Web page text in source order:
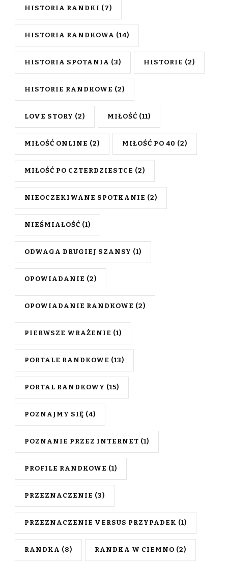
HISTORIA RANDKI (7)
HISTORIA RANDKOWA (14)
HISTORIA SPOTANIA (3) HISTORIE (2)
HISTORIE RANDKOWE (2)
LOVE STORY (2) MIŁOŚĆ (11)
MIŁOŚĆ ONLINE (2) MIŁOŚĆ PO 40 (2)
MIŁOŚĆ PO CZTERDZIESTCE (2)
NIEOCZEKIWANE SPOTKANIE (2)
NIEŚMIAŁOŚĆ (1)
ODWAGA DRUGIEJ SZANSY (1)
OPOWIADANIE (2)
OPOWIADANIE RANDKOWE (2)
PIERWSZE WRAŻENIE (1)
PORTALE RANDKOWE (13)
PORTAL RANDKOWY (15)
POZNAJMY SIĘ (4)
POZNANIE PRZEZ INTERNET (1)
PROFILE RANDKOWE (1)
PRZEZNACZENIE (3)
PRZEZNACZENIE VERSUS PRZYPADEK (1)
RANDKA (8) RANDKA W CIEMNO (2)